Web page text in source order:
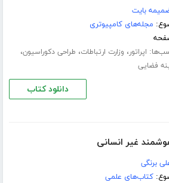
بایت
مجله‌های کامپیوتری
اپراتور، وزارت ارتباطات، طراحی دکوراسیون،
فضایی
دانلود کتاب
غیر انسانی
برنگی
کتاب‌های علمی